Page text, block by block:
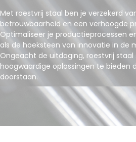
Met roestvrij staal ben je verzekerd
betrouwbaarheid en een verhoogde
Optimaliseer je productieprocessen
als de hoeksteen van innovatie in de
Ongeacht de uitdaging, roestvrij
hoogwaardige oplossingen te bieden
doorstaan.